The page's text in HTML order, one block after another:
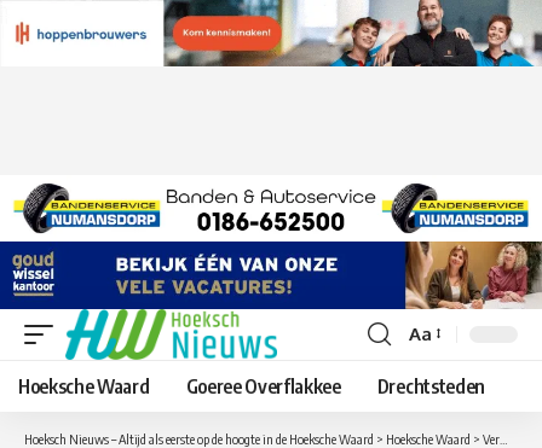
Lettergrootte
aanpassen
Aa
Hoeksche Waard Goeree Overflakkee Drechtsteden
Hoeksch Nieuws – Altijd als eerste op de hoogte in de Hoeksche Waard > Hoeksche Waard > Vermiste en gevonden dieren in de Hoeksche Waard per maandag 27 februari